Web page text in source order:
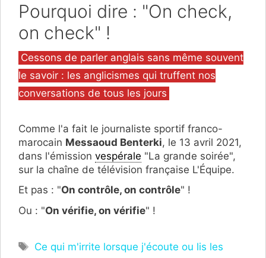
Pourquoi dire : "On check,
on check" !
Catégories
Cessons de parler anglais sans même souvent
le savoir : les anglicismes qui truffent nos
conversations de tous les jours
Comme l'a fait le journaliste sportif franco-
marocain Messaoud Benterki, le 13 avril 2021,
dans l'émission vespérale "La grande soirée",
sur la chaîne de télévision française L'Équipe.
Et pas : "On contrôle, on contrôle" !
Ou : "On vérifie, on vérifie" !
Étiquettes
Ce qui m'irrite lorsque j'écoute ou lis les